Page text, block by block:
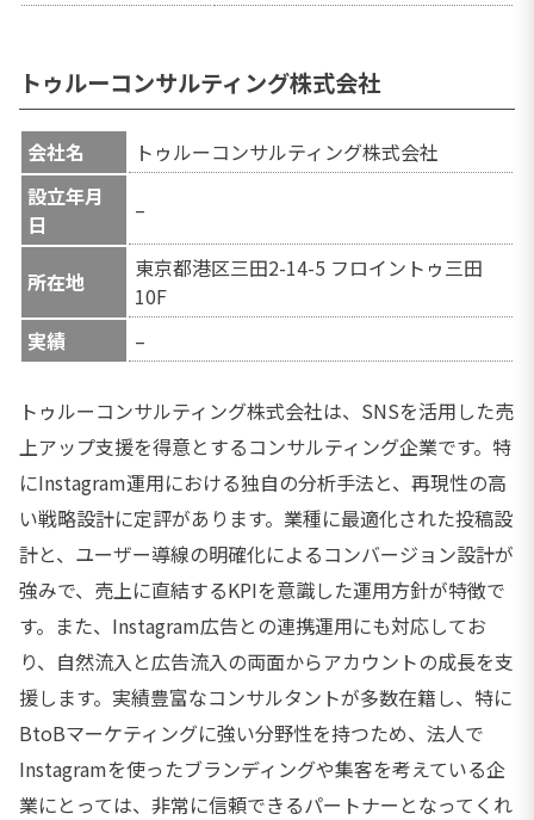
トゥルーコンサルティング株式会社
会社名
トゥルーコンサルティング株式会社
設立年月
日
–
所在地
東京都港区三田2-14-5 フロイントゥ三田
10F
実績
–
トゥルーコンサルティング株式会社は、SNSを活用した売
上アップ支援を得意とするコンサルティング企業です。特
にInstagram運用における独自の分析手法と、再現性の高
い戦略設計に定評があります。業種に最適化された投稿設
計と、ユーザー導線の明確化によるコンバージョン設計が
強みで、売上に直結するKPIを意識した運用方針が特徴で
す。また、Instagram広告との連携運用にも対応してお
り、自然流入と広告流入の両面からアカウントの成長を支
援します。実績豊富なコンサルタントが多数在籍し、特に
BtoBマーケティングに強い分野性を持つため、法人で
Instagramを使ったブランディングや集客を考えている企
業にとっては、非常に信頼できるパートナーとなってくれ